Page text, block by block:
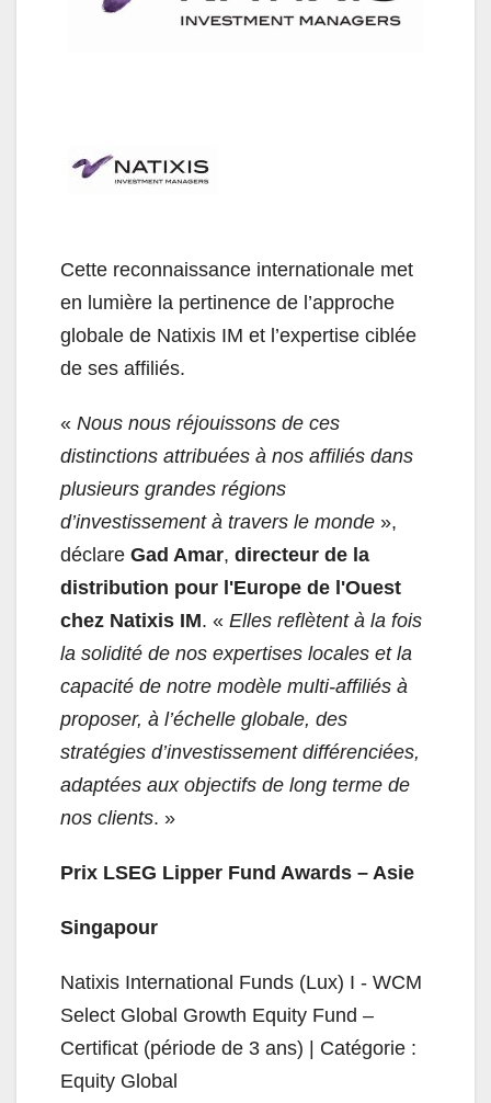
Cette reconnaissance internationale met
en lumière la pertinence de l’approche
globale de Natixis IM et l’expertise ciblée
de ses affiliés.
« Nous nous réjouissons de ces
distinctions attribuées à nos affiliés dans
plusieurs grandes régions
d’investissement à travers le monde »,
déclare Gad Amar, directeur de la
distribution pour l'Europe de l'Ouest
chez Natixis IM. « Elles reflètent à la fois
la solidité de nos expertises locales et la
capacité de notre modèle multi-affiliés à
proposer, à l’échelle globale, des
stratégies d’investissement différenciées,
adaptées aux objectifs de long terme de
nos clients. »
Prix LSEG Lipper Fund Awards – Asie
Singapour
Natixis International Funds (Lux) I - WCM
Select Global Growth Equity Fund –
Certificat (période de 3 ans) | Catégorie :
Equity Global